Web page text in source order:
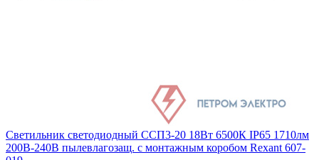
Светильник светодиодный ССП3-20 18Вт 6500К IP65 1710лм
200В-240В пылевлагозащ. с монтажным коробом Rexant 607-